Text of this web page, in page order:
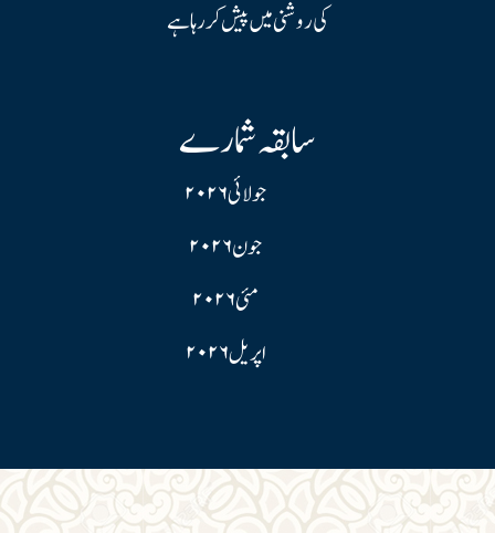
کی روشنی میں پیش کر رہا ہے
سابقہ شمارے
جولائی ۲۰۲۶
جون ۲۰۲۶
مئی ۲۰۲۶
اپریل ۲۰۲۶